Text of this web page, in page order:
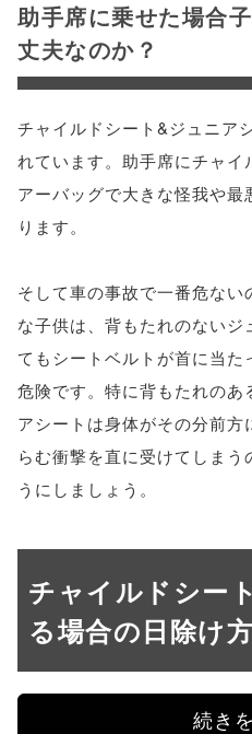
助手席に乗せた場合
丈夫なのか？
チャイルドシート&ジュニア
れています。助手席にチャ
アーバッグで大きな怪我や
ります。
そして車の事故で一番危ない
な子供は、背もたれのない
てもシートベルトが首に当
危険です。特に背もたれのあ
アシートは身体がその分前
らむ衝撃を直に受けてしま
うにしましょう。
チャイルドシー
る場合の日除け
続き